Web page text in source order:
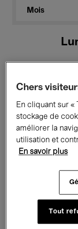
Mois
Tous les
Expositions
Rencontres &
Musique
Chers
En cliquant sur «
stockage de
améliorer la
utilisation et
En savoir plus
Tout